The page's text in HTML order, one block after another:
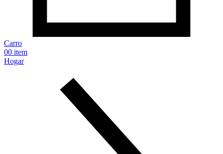
Carro
00 item
Hogar